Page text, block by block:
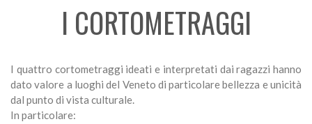
I CORTOMETRAGGI
I quattro cortometraggi ideati e interpretati dai ragazzi hanno
dato valore a luoghi del Veneto di particolare bellezza e unicità
dal punto di vista culturale.
In particolare: